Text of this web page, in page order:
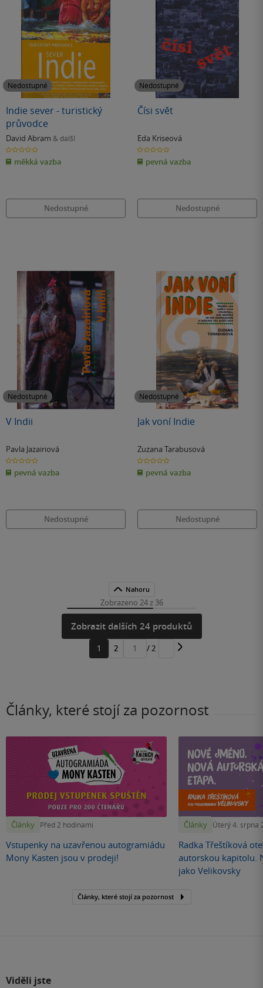
Nedostupné
Indie sever - turistický
průvodce
David Abram & další
0.0
z
5
hvězdiček
měkká vazba
Nedostupné
Nedostupné
Čísi svět
Eda Kriseová
0.0
z
5
hvězdiček
pevná vazba
Nedostupné
Nedostupné
V Indii
Pavla Jazairiová
0.0
z
5
hvězdiček
pevná vazba
Nedostupné
Nedostupné
Jak voní Indie
Zuzana Tarabusová
0.0
z
5
hvězdiček
pevná vazba
Nedostupné
Nahoru
Zobrazeno 24 z 36
Zobrazit dalších 24 produktů
1 2
Přejít
/ 2
Články, které stojí za pozornost
Články Před 2 hodinami
Vstupenky na uzavřenou autogramiádu
Mony Kasten jsou v prodeji!
Články Úterý 4. srpna
Radka Třeštíková
autorskou kapitolu.
jako Velikovsky
Články, které stojí za pozornost
Viděli jste